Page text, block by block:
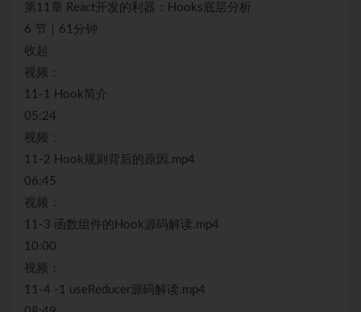
第11章 React开发的利器：Hooks底层分析
6 节｜61分钟
收起
视频：
11-1 Hook简介
05:24
视频：
11-2 Hook规则背后的原因.mp4
06:45
视频：
11-3 函数组件的Hook源码解读.mp4
10:00
视频：
11-4 -1 useReducer源码解读.mp4